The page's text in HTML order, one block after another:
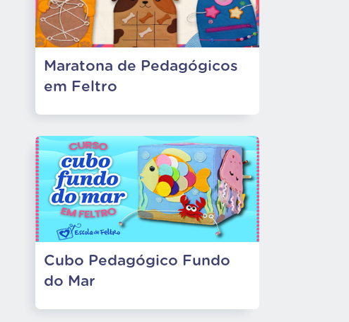
Maratona de Pedagógicos
em Feltro
Cubo Pedagógico Fundo
do Mar